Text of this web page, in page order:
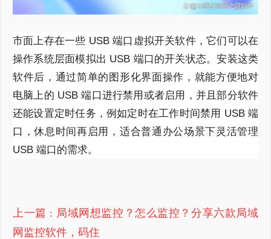
市面上存在一些 USB 端口虚拟开关软件，它们可以在
操作系统层面模拟出 USB 端口的开关状态。安装这类
软件后，通过简单的图形化界面操作，就能方便地对
电脑上的 USB 端口进行禁用或者启用，并且部分软件
还能设置定时任务，例如定时在工作时间禁用 USB 端
口，休息时间再启用，适合普通办公场景下灵活管理
USB 端口的需求。
上一篇 : 局域网想监控？怎么监控？分享六款局域
网监控软件，码住